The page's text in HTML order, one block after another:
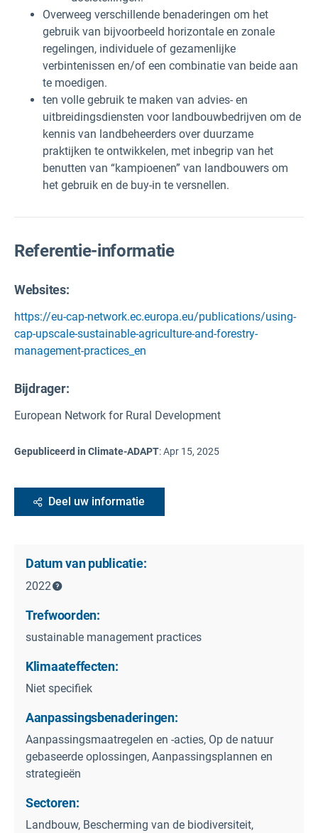
Overweeg verschillende benaderingen om het
gebruik van bijvoorbeeld horizontale en zonale
regelingen, individuele of gezamenlijke
verbintenissen en/of een combinatie van beide aan
te moedigen.
ten volle gebruik te maken van advies- en
uitbreidingsdiensten voor landbouwbedrijven om de
kennis van landbeheerders over duurzame
praktijken te ontwikkelen, met inbegrip van het
benutten van “kampioenen” van landbouwers om
het gebruik en de buy-in te versnellen.
Referentie-informatie
Websites:
https://eu-cap-network.ec.europa.eu/publications/using-
cap-upscale-sustainable-agriculture-and-forestry-
management-practices_en
Bijdrager:
European Network for Rural Development
Gepubliceerd in Climate-ADAPT:Apr 15, 2025
Deel uw informatie
Datum van publicatie:
2022
Trefwoorden:
sustainable management practices
Klimaateffecten:
Niet specifiek
Aanpassingsbenaderingen:
Aanpassingsmaatregelen en -acties, Op de natuur
gebaseerde oplossingen, Aanpassingsplannen en
strategieën
Sectoren:
Landbouw, Bescherming van de biodiversiteit,